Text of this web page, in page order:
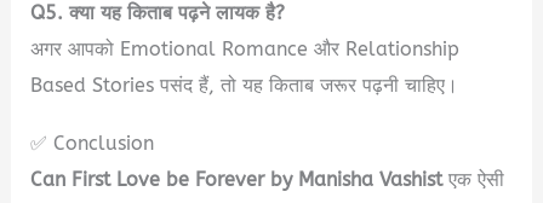
Q5. क्या यह किताब पढ़ने लायक है?
अगर आपको Emotional Romance और Relationship
Based Stories पसंद हैं, तो यह किताब जरूर पढ़नी चाहिए।
✅ Conclusion
Can First Love be Forever by Manisha Vashistएक ऐसी